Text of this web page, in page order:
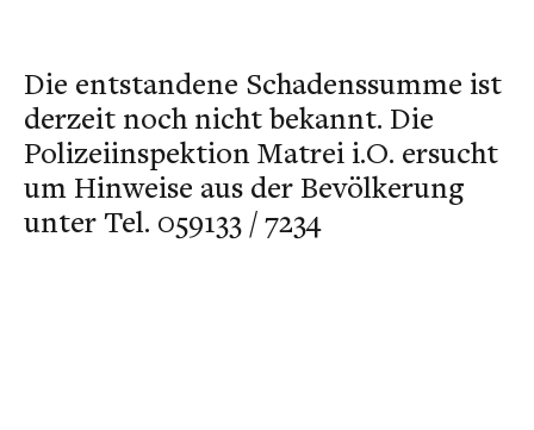
Die entstandene Schadenssumme ist
derzeit noch nicht bekannt. Die
Polizeiinspektion Matrei i.O. ersucht
um Hinweise aus der Bevölkerung
unter Tel. 059133 / 7234